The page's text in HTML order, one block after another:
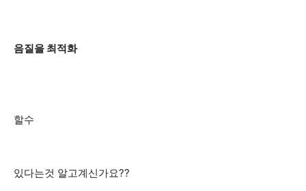
음질을 최적화
할수
있다는것 알고계신가요??